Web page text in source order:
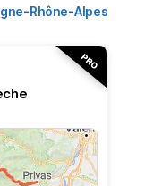
Rhône-Alpes